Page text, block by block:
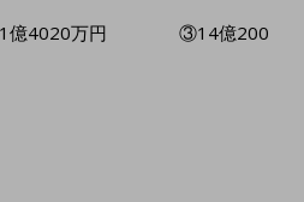
4020万円 ③14億200